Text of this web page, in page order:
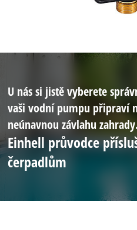
U nás si jistě vyberete
vaši vodní pumpu připraví
neúnavnou závlahu
Einhell průvodce
čerpadlům